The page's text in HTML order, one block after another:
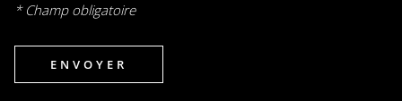
* Champ obligatoire
ENVOYER